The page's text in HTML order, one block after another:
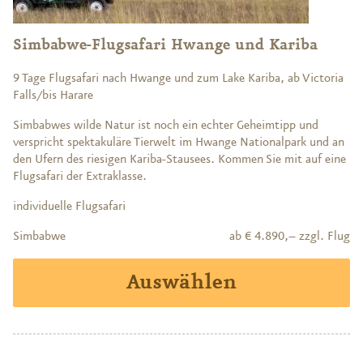
Simbabwe-Flugsafari Hwange und Kariba
9 Tage Flugsafari nach Hwange und zum Lake Kariba, ab Victoria
Falls/bis Harare
Simbabwes wilde Natur ist noch ein echter Geheimtipp und
verspricht spektakuläre Tierwelt im Hwange Nationalpark und an
den Ufern des riesigen Kariba-Stausees. Kommen Sie mit auf eine
Flugsafari der Extraklasse.
individuelle Flugsafari
Simbabwe ab € 4.890,– zzgl. Flug
Auswählen